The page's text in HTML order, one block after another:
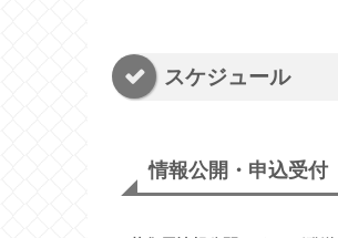
スケジュール
情報公開・申込受付